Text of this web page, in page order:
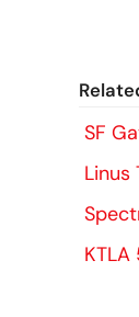
SF
Linus